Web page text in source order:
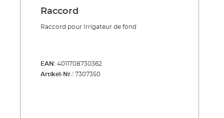
Raccord
Raccord pour Irrigateur de fond
EAN: 4011708730362
Artikel-Nr.: 7307350